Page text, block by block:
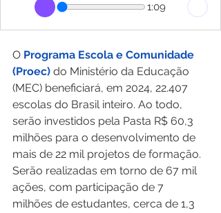
1:09
O Programa Escola e Comunidade
(Proec) do Ministério da Educação
(MEC) beneficiará, em 2024, 22.407
escolas do Brasil inteiro. Ao todo,
serão investidos pela Pasta R$ 60,3
milhões para o desenvolvimento de
mais de 22 mil projetos de formação.
Serão realizadas em torno de 67 mil
ações, com participação de 7
milhões de estudantes, cerca de 1,3